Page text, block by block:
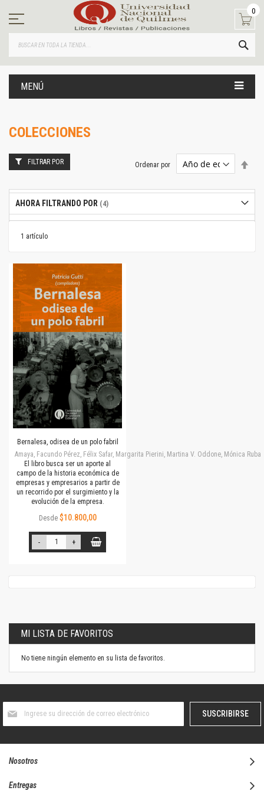
contenido
0
MENÚ
COLECCIONES
1 artículo
Ordenar por
Bernalesa, odisea de un polo fabril
Amaya, Facundo Pérez, Félix Safar, Margarita Pierini, Martina V. Oddone, Mónica
El libro busca ser un aporte al
campo de la historia económica de
empresas y empresarios a partir de
un recorrido por el surgimiento y la
evolución de la empresa.
Desde $10.800,00
- +
FILTRAR POR
AHORA FILTRANDO POR
MI LISTA DE FAVORITOS
No tiene ningún elemento en su lista de favoritos.
boletín
SUSCRIBIRSE
Nosotros
Entregas